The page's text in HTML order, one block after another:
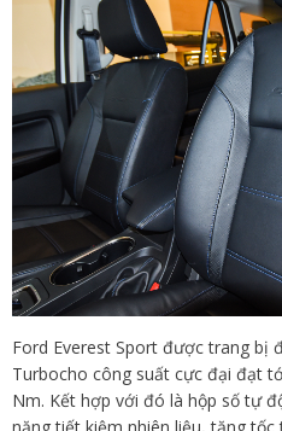
Ford Everest Sport được trang bị
Turbocho công suất cực đại đạt
Nm. Kết hợp với đó là hộp số tự